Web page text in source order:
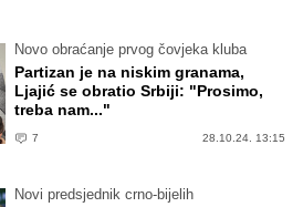
Novo obraćanje prvog čovjeka kluba
Partizan je na niskim granama,
Ljajić se obratio Srbiji: "Prosimo,
treba nam..."
7 28.10.24. 13:15
Novi predsjednik crno-bijelih